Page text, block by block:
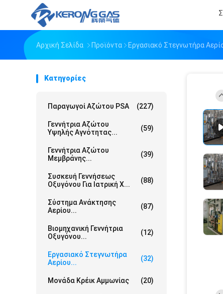
Αρχική Σελίδα Προϊόντα Εργασιακό Στεγνωτήρα
Κατηγορίες
Παραγωγοί Αζώτου PSA (227)
Γεννήτρια Αζώτου
Υψηλής Αγνότητας...
(59)
Γεννήτρια Αζώτου
Μεμβράνης...
(39)
Συσκευή Γεννήσεως
Οξυγόνου Για Ιατρική Χ...
(88)
Σύστημα Ανάκτησης
Αερίου...
(87)
Βιομηχανική Γεννήτρια
Οξυγόνου...
(12)
Εργασιακό Στεγνωτήρα
Αερίου...
(32)
Μονάδα Κρέικ Αμμωνίας (20)